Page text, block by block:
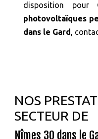
disposition pour
photovoltaïques
dans le Gard,
NOS
SECTEUR DE
Nîmes 30 dans le